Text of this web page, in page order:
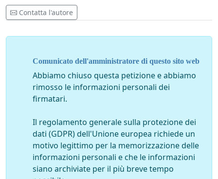
Contatta l'autore
Comunicato dell'amministratore di questo sito web
Abbiamo chiuso questa petizione e abbiamo
rimosso le informazioni personali dei
firmatari.
Il regolamento generale sulla protezione dei
dati (GDPR) dell'Unione europea richiede un
motivo legittimo per la memorizzazione delle
informazioni personali e che le informazioni
siano archiviate per il più breve tempo